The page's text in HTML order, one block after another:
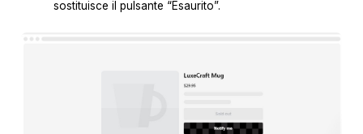
sostituisce il pulsante “Esaurito”.